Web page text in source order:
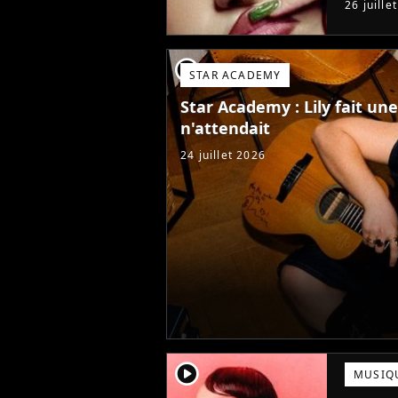
Star
26 juillet
player2STAR ACADEMY
Star Academy : Lily fait
n'attendait
24 juillet 2026
player2